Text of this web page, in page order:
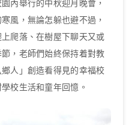
內舉行的中秋迎月晚會，
風，無論怎躲也避不過，
爬落、在樹屋下聊天又或
，老師們始終保持着對教
人」創造看得見的幸福校
校生活和童年回憶。